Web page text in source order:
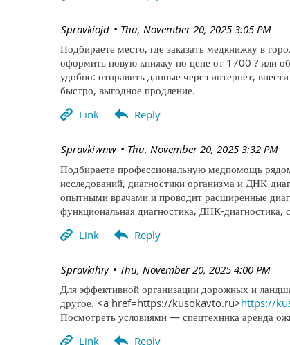
Thu, November 20, 2025 3:05 PM
| Spravkiojd
Подбираете место, где заказать медкнижку в
оформить новую книжку по цене от 1700 ? или
удобно: отправить данные через интернет,
быстро, выгодное продление.
Thu, November 20, 2025 3:32 PM
| Spravkiwnw
Подбираете профессиональную медпомощь
исследований, диагностики организма и ДНК-
опытными врачами и проводит расширенные
функциональная диагностика, ДНК-диагностика,
Thu, November 20, 2025 4:00 PM
| Spravkihiy
Для эффективной организации дорожных и
другое. <a href=https://kusokavto.ru>https://
Посмотреть условиями — спецтехника аренда